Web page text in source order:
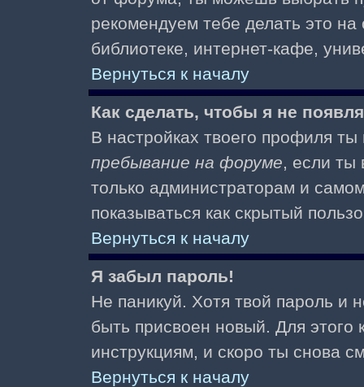
рекомендуем тебе делать это
библиотеке, интернет-кафе,
Вернуться к началу
Как сделать, чтобы я не
В настройках твоего профиля
пребывание на форуме, если
только администраторам и
показываться как скрытый
Вернуться к началу
Я забыл пароль!
Не паникуй. Хотя твой пароль и
быть присвоен новый. Для этого
инструкциям, и скоро ты снова
Вернуться к началу